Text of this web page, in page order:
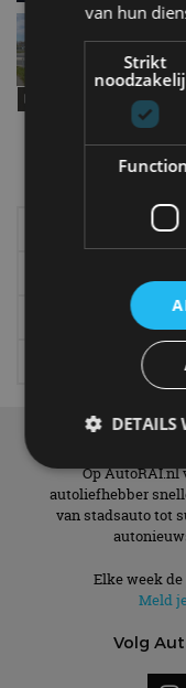
Alle
Elektrisch
Gadgets
Video
Op AutoRAI.nl
autoliefhebber
van stadsauto tot
Elke week
Meld
Volg
van hun
Strikt
DETAILS
Strikt
Strikt
website kan
strikt